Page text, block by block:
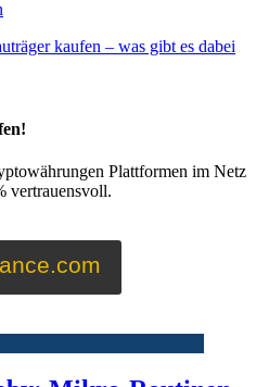
kaufen – was gibt es dabei
Plattformen im Netz
vertrauensvoll.